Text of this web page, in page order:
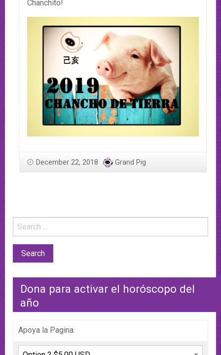
Chanchito!
December 22, 2018 Grand Pig
Dona para activar el horóscopo del
año
Apoya la Pagina.